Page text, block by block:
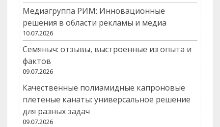
Медиагруппа РИМ: Инновационные
решения в области рекламы и медиа
10.07.2026
Семяныч: отзывы, выстроенные из опыта и
фактов
09.07.2026
Качественные полиамидные капроновые
плетеные канаты: универсальное решение
для разных задач
09.07.2026